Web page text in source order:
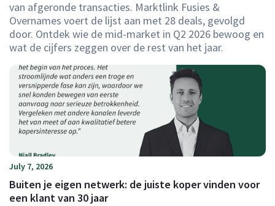
van afgeronde transacties. Marktlink Fusies &
Overnames voert de lijst aan met 28 deals, gevolgd
door. Ontdek wie de mid-market in Q2 2026 bewoog en
wat de cijfers zeggen over de rest van het jaar.
July 7, 2026
Buiten je eigen netwerk: de juiste koper vinden voor
een klant van 30 jaar